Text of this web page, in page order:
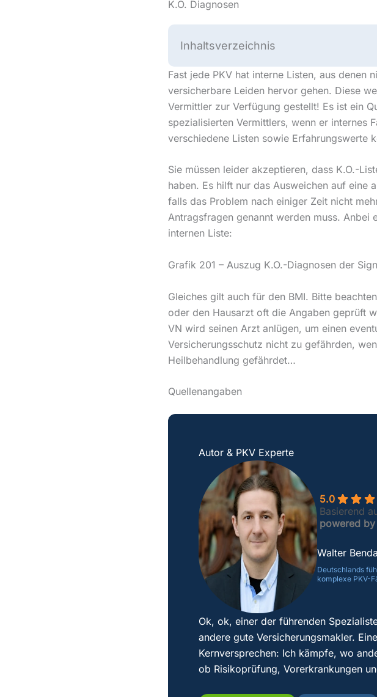
K.O. Diagnosen
Inhaltsverzeichnis
Fast jede PKV hat interne Listen, aus denen
versicherbare Leiden hervor gehen. Diese
Vermittler zur Verfügung gestellt! Es ist ein
spezialisierten Vermittlers, wenn er internes
verschiedene Listen sowie Erfahrungswerte
Sie müssen leider akzeptieren, dass K.O.-
haben. Es hilft nur das Ausweichen auf eine
falls das Problem nach einiger Zeit nicht
Antragsfragen genannt werden muss. Anbei
internen Liste:
Grafik 201 – Auszug K.O.-Diagnosen der
Gleiches gilt auch für den BMI. Bitte
oder den Hausarzt oft die Angaben geprüft
VN wird seinen Arzt anlügen, um einen
Versicherungsschutz nicht zu gefährden,
Heilbehandlung gefährdet…
Quellenangaben
Autor & PKV Experte
5.0
Basierend
powered by
Walter Benda
Deutschlands
komplexe PKV-
Ok, ok, einer der führenden
andere gute Versicherungsmakler.
Kernversprechen: Ich kämpfe, wo
ob Risikoprüfung, Vorerkrankungen